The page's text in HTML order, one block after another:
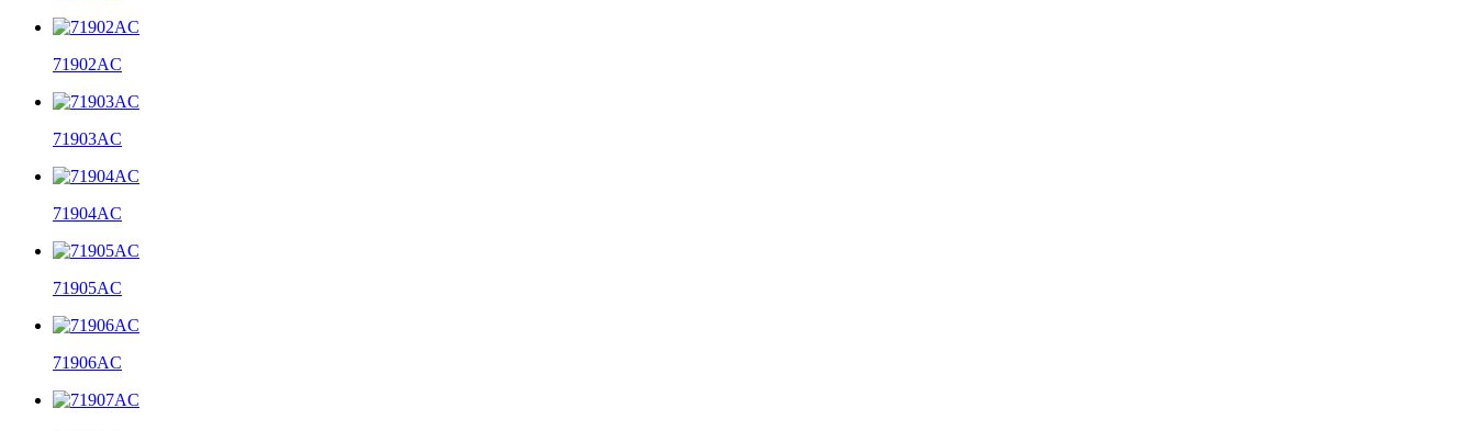
71902AC
71903AC
71904AC
71905AC
71906AC